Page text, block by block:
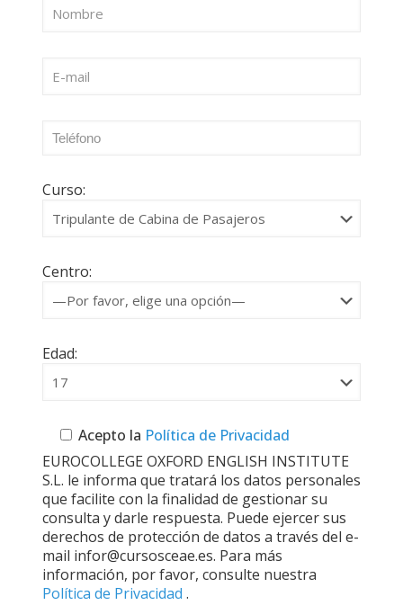
Curso:
Centro:
Edad:
Acepto la Política de Privacidad
EUROCOLLEGE OXFORD ENGLISH INSTITUTE
S.L. le informa que tratará los datos personales
que facilite con la finalidad de gestionar su
consulta y darle respuesta. Puede ejercer sus
derechos de protección de datos a través del e-
mail infor@cursosceae.es. Para más
información, por favor, consulte nuestra
Política de Privacidad .